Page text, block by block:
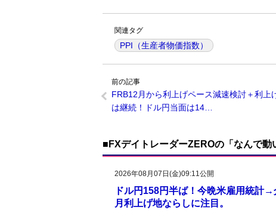
関連タグ
PPI（生産者物価指数）
前の記事
FRB12月から利上げペース減速検討＋利上
は継続！ドル円当面は14…
■FXデイトレーダーZEROの「なんで
2026年08月07日(金)09:11公開
ドル円158円半ば！今晩米雇用統計
月利上げ地ならしに注目。